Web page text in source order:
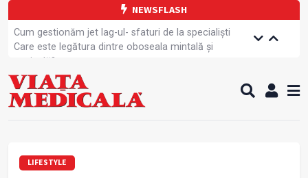
NEWSFLASH
Cum gestionăm jet lag-ul- sfaturi de la specialiști
Care este legătura dintre oboseala mintală și
caniculă?
Campanie de prevenție dedicată sportivelor
Un nou studiu pentru testarea unui vaccin împotriva
tulpinei Bundibugyo a virusului Ebola
sănătate
LIFESTYLE